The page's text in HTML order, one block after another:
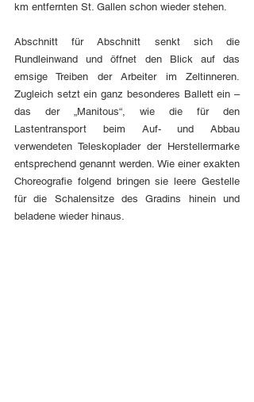
km entfernten St. Gallen schon wieder stehen.
Abschnitt für Abschnitt senkt sich die
Rundleinwand und öffnet den Blick auf das
emsige Treiben der Arbeiter im Zeltinneren.
Zugleich setzt ein ganz besonderes Ballett ein –
das der „Manitous“, wie die für den
Lastentransport beim Auf- und Abbau
verwendeten Teleskoplader der Herstellermarke
entsprechend genannt werden. Wie einer exakten
Choreografie folgend bringen sie leere Gestelle
für die Schalensitze des Gradins hinein und
beladene wieder hinaus.